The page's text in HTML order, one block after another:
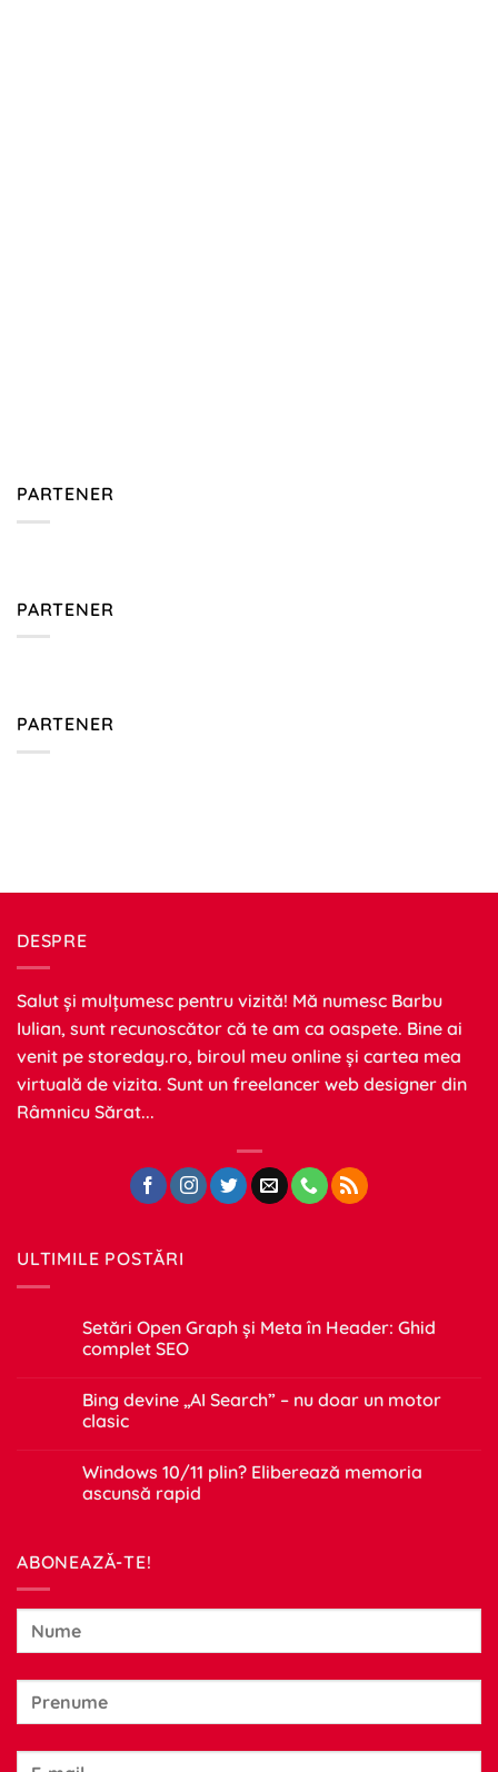
PARTENER
PARTENER
PARTENER
DESPRE
Salut și mulțumesc pentru vizită! Mă numesc Barbu
Iulian, sunt recunoscător că te am ca oaspete. Bine ai
venit pe storeday.ro, biroul meu online și cartea mea
virtuală de vizita. Sunt un freelancer web designer din
Râmnicu Sărat...
ULTIMILE POSTĂRI
Setări Open Graph și Meta în Header: Ghid
complet SEO
la
Setări
Open
Meta
Header:
Bing devine „AI Search” – nu doar un motor
clasic
la
devine
nu
doar
Windows 10/11 plin? Eliberează memoria
ascunsă rapid
Windows
10/11
ascunsă
ABONEAZĂ-TE!